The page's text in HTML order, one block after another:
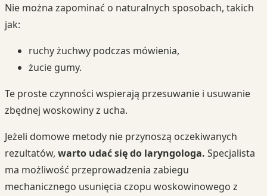
Nie można zapominać o naturalnych sposobach, takich
jak:
ruchy żuchwy podczas mówienia,
żucie gumy.
Te proste czynności wspierają przesuwanie i usuwanie
zbędnej woskowiny z ucha.
Jeżeli domowe metody nie przynoszą oczekiwanych
rezultatów, warto udać się do laryngologa. Specjalista
ma możliwość przeprowadzenia zabiegu
mechanicznego usunięcia czopu woskowinowego z